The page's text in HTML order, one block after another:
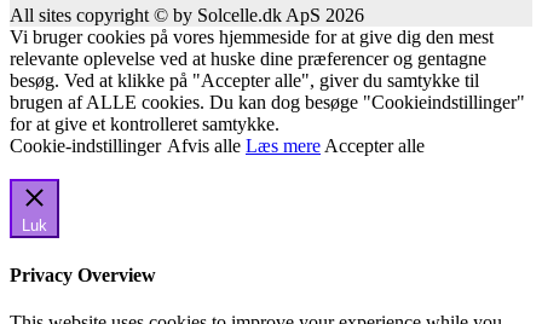
All sites copyright © by Solcelle.dk ApS 2026
Vi bruger cookies på vores hjemmeside for at give dig den mest
relevante oplevelse ved at huske dine præferencer og gentagne
besøg. Ved at klikke på "Accepter alle", giver du samtykke til
brugen af ALLE cookies. Du kan dog besøge "Cookieindstillinger"
for at give et kontrolleret samtykke.
Cookie-indstillinger Afvis alle Læs mereAccepter alle
Luk
Privacy Overview